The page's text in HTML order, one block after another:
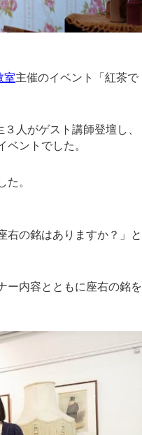
室主催のイベント「紅茶で
人がゲスト講師登壇し、
ントでした。
。
右の銘はありますか？」と
ー内容とともに座右の銘を